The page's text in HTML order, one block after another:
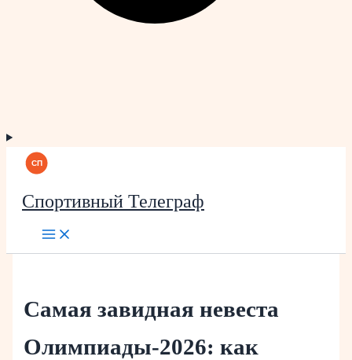
Спортивный Телеграф
Самая завидная невеста
Олимпиады‑2026: как